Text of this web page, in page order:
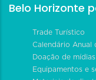
Belo Horizonte
Trade Turístico
Calendário Anual
Doação de mídias
Equipamentos e